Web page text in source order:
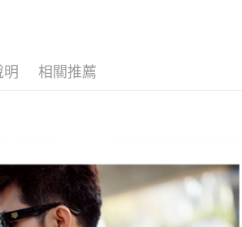
明 相關推薦